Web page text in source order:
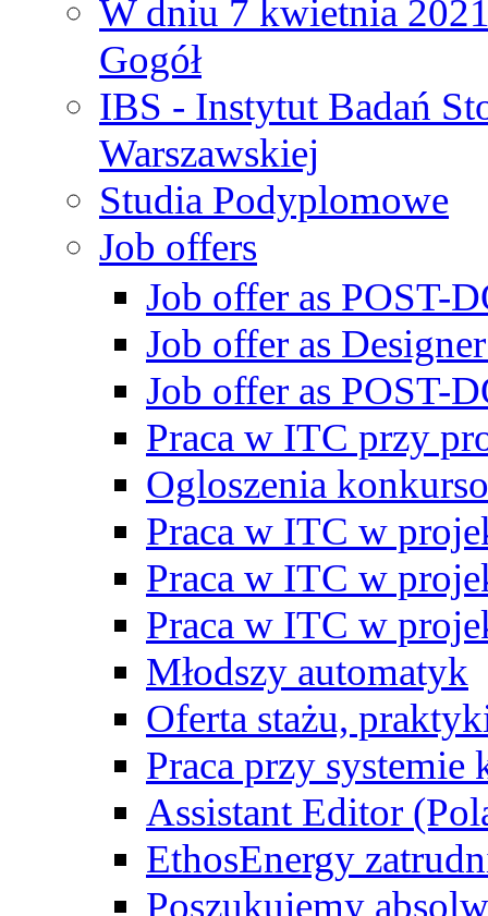
W dniu 7 kwietnia
Gogół
IBS - Instytut Badań
Warszawskiej
Studia Podyplomowe
Job offers
Job offer as POST-
Job offer as
Job offer as POST-
Praca w ITC przy
Ogloszenia
Praca w ITC w
Praca w ITC w
Praca w ITC w
Młodszy automatyk
Oferta stażu,
Praca przy
Assistant Editor
EthosEnergy
Poszukujemy